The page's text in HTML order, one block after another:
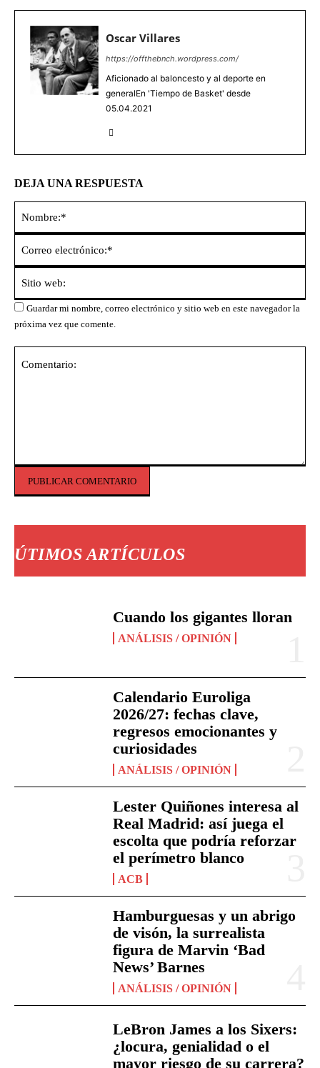
ÚTIMOS ARTÍCULOS
Cuando los gigantes lloran
ANÁLISIS / OPINIÓN
Calendario Euroliga
2026/27: fechas clave,
regresos emocionantes y
curiosidades
ANÁLISIS / OPINIÓN
Lester Quiñones interesa al
Real Madrid: así juega el
escolta que podría reforzar
el perímetro blanco
ACB
Hamburguesas y un abrigo
de visón, la surrealista
figura de Marvin ‘Bad
News’ Barnes
ANÁLISIS / OPINIÓN
LeBron James a los Sixers:
¿locura, genialidad o el
mayor riesgo de su carrera?
Oscar Villares
https://offthebnch.wordpress.com/
Aficionado al baloncesto y al deporte en
generalEn 'Tiempo de Basket' desde
05.04.2021
DEJA UNA RESPUESTA
Guardar mi nombre, correo electrónico y sitio web en este navegador la
próxima vez que comente.